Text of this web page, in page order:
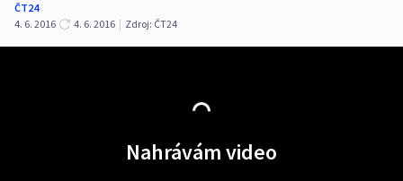
ČT24
4. 6. 2016
4. 6. 2016 | Zdroj: ČT24
Nahrávám video